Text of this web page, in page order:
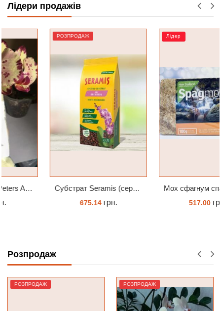
Лідери продажів
Субстрат Seramis (серамис) для орхідей 7 л заводське пакування Мох сфагнум спагмосс spagmoss besgrow прессований новозеландський. Заводське пакування 100 грамм
Розпродаж
РОЗПРОДАЖ РОЗПРОДАЖ